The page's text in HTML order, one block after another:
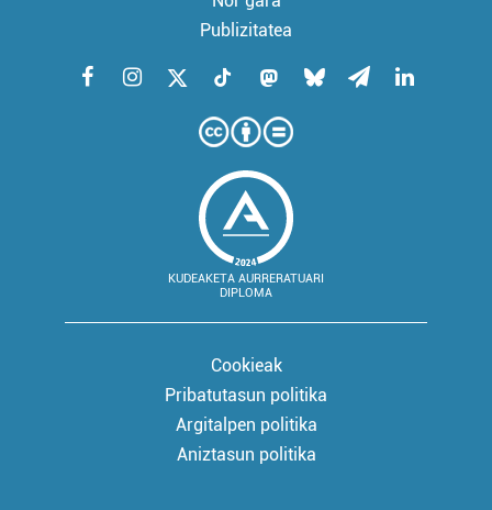
Publizitatea
KUDEAKETA AURRERATUARI
DIPLOMA
Cookieak
Pribatutasun politika
Argitalpen politika
Aniztasun politika